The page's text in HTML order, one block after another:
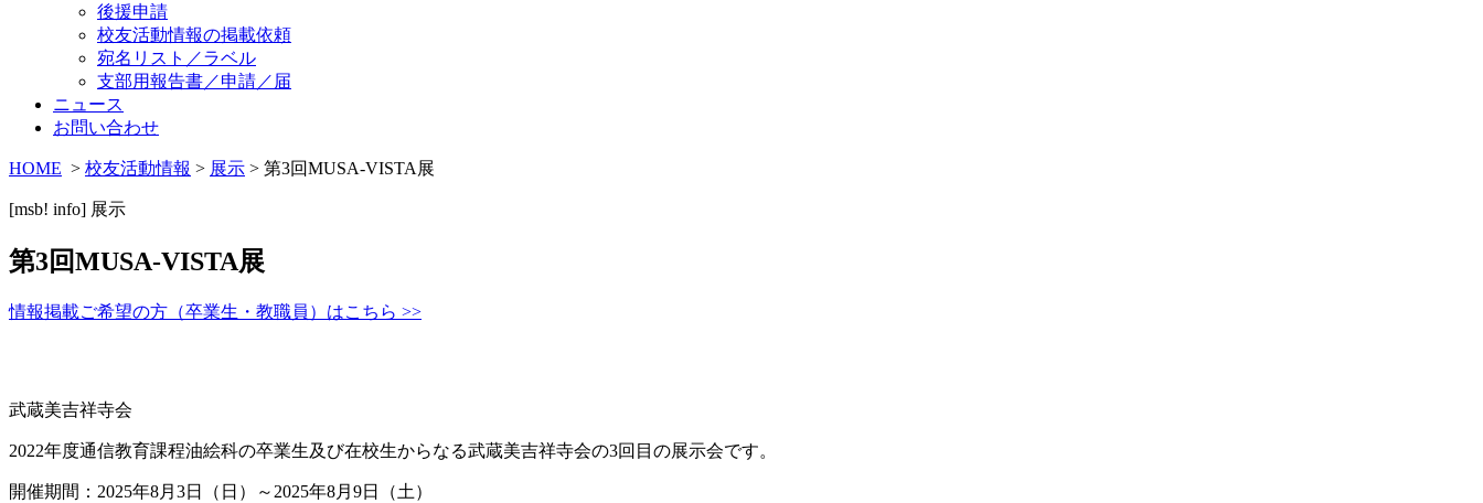
後援申請
校友活動情報の掲載依頼
宛名リスト／ラベル
支部用報告書／申請／届
ニュース
お問い合わせ
HOME > 校友活動情報 > 展示 > 第3回MUSA-VISTA展
[msb! info] 展示
第3回MUSA-VISTA展
情報掲載ご希望の方（卒業生・教職員）はこちら >>
武蔵美吉祥寺会
2022年度通信教育課程油絵科の卒業生及び在校生からなる武蔵美吉祥寺会の3回目の展示会です。
開催期間：2025年8月3日（日）～2025年8月9日（土）